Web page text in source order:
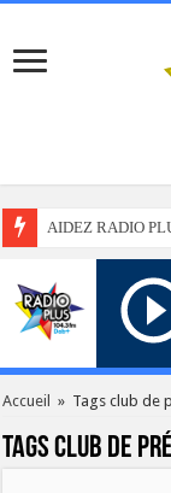
AIDEZ RADIO
Accueil » Tags club de
Tagsclub de